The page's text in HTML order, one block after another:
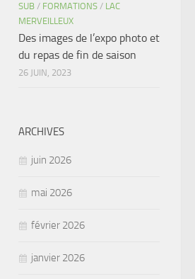
SUB / FORMATIONS / LAC
MERVEILLEUX
Des images de l’expo photo et
du repas de fin de saison
26 JUIN, 2023
ARCHIVES
juin 2026
mai 2026
février 2026
janvier 2026